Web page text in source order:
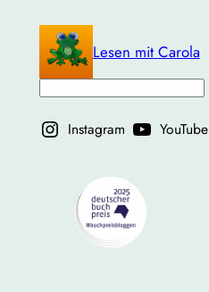
springen
Lesen mit Carola
Instagram YouTube